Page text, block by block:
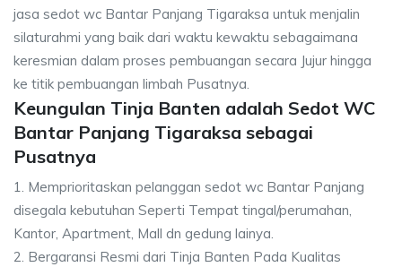
jasa sedot wc Bantar Panjang Tigaraksa untuk menjalin
silaturahmi yang baik dari waktu kewaktu sebagaimana
keresmian dalam proses pembuangan secara Jujur hingga
ke titik pembuangan limbah Pusatnya.
Keungulan Tinja Banten adalah Sedot WC
Bantar Panjang Tigaraksa sebagai
Pusatnya
1. Memprioritaskan pelanggan sedot wc Bantar Panjang
disegala kebutuhan Seperti Tempat tingal/perumahan,
Kantor, Apartment, Mall dn gedung lainya.
2. Bergaransi Resmi dari Tinja Banten Pada Kualitas